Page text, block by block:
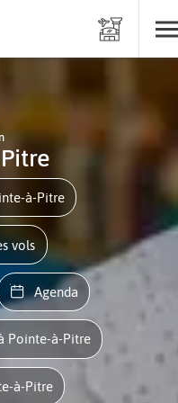
à-Pitre
vols
Agenda
Pointe-à-Pitre
à-Pitre